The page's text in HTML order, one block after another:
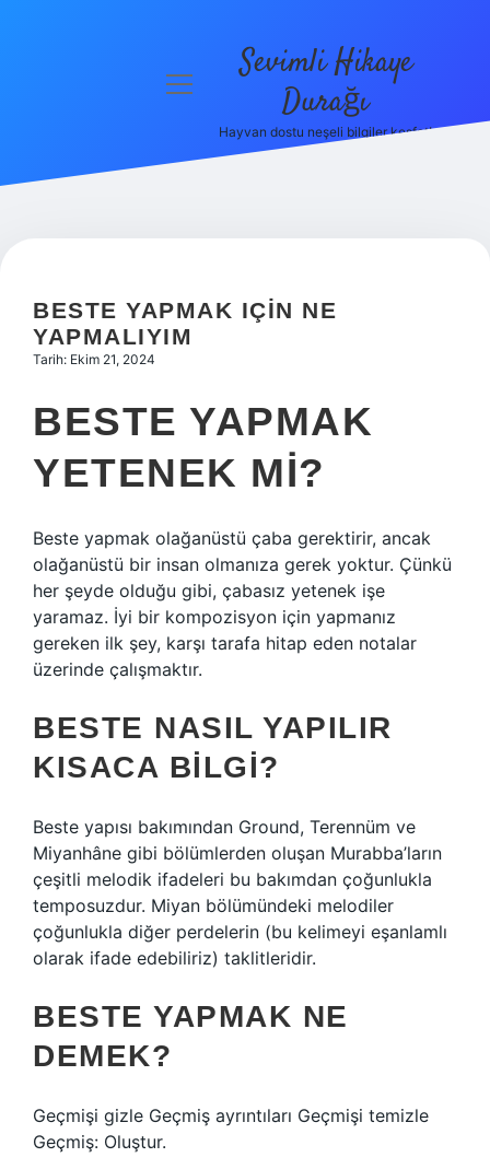
Hakkımızda
menüyü
Sevimli Hikaye
Durağı
Hayvan dostu neşeli bilgiler keşfet!
BESTE YAPMAK IÇIN NE
YAPMALIYIM
Tarih: Ekim 21, 2024
BESTE YAPMAK
YETENEK MI?
Beste yapmak olağanüstü çaba gerektirir, ancak
olağanüstü bir insan olmanıza gerek yoktur. Çünkü
her şeyde olduğu gibi, çabasız yetenek işe
yaramaz. İyi bir kompozisyon için yapmanız
gereken ilk şey, karşı tarafa hitap eden notalar
üzerinde çalışmaktır.
BESTE NASIL YAPILIR
KISACA BILGI?
Beste yapısı bakımından Ground, Terennüm ve
Miyanhâne gibi bölümlerden oluşan Murabba’ların
çeşitli melodik ifadeleri bu bakımdan çoğunlukla
temposuzdur. Miyan bölümündeki melodiler
çoğunlukla diğer perdelerin (bu kelimeyi eşanlamlı
olarak ifade edebiliriz) taklitleridir.
BESTE YAPMAK NE
DEMEK?
Geçmişi gizle Geçmiş ayrıntıları Geçmişi temizle
Geçmiş: Oluştur.